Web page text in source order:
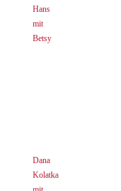
Hans
mit
Betsy
Dana
Kolatka